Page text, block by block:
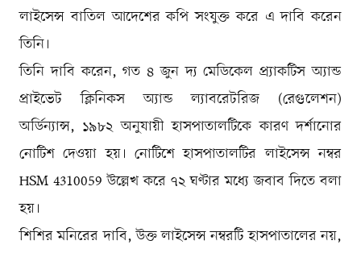
লাইসেন্স বাতিল আদেশের কপি সংযুক্ত করে এ দাবি করেন
তিনি।
তিনি দাবি করেন, গত ৪ জুন দ্য মেডিকেল প্র্যাকটিস অ্যান্ড
প্রাইভেট ক্লিনিকস অ্যান্ড ল্যাবরেটরিজ (রেগুলেশন)
অর্ডিন্যান্স, ১৯৮২ অনুযায়ী হাসপাতালটিকে কারণ দর্শানোর
নোটিশ দেওয়া হয়। নোটিশে হাসপাতালটির লাইসেন্স নম্বর
HSM 4310059 উল্লেখ করে ৭২ ঘণ্টার মধ্যে জবাব দিতে বলা
হয়।
শিশির মনিরের দাবি, উক্ত লাইসেন্স নম্বরটি হাসপাতালের নয়,